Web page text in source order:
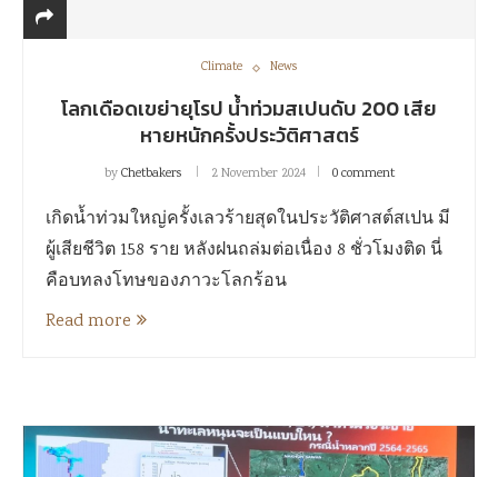
Climate News
โลกเดือดเขย่ายุโรป น้ำท่วมสเปนดับ 200 เสีย
หายหนักครั้งประวัติศาสตร์
byChetbakers 2 November 2024 0 comment
เกิดน้ำท่วมใหญ่ครั้งเลวร้ายสุดในประวัติศาสต์สเปน มี
ผู้เสียชีวิต 158 ราย หลังฝนถล่มต่อเนื่อง 8 ชั่วโมงติด นี่
คือบทลงโทษของภาวะโลกร้อน
Read more